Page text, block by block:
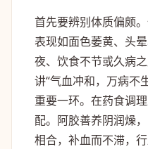
首先要辨别体质偏颇
表现如面色萎黄、头
夜、饮食不节或久病
讲“气血冲和，万病不
重要一环。在药食调
配。阿胶善养阴润燥
相合，补血而不滞，